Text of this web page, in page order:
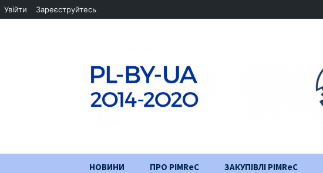
НОВИНИ ПРО PIMReC ЗАКУПІВЛІ PIMReC
Увійти Зареєструйтесь